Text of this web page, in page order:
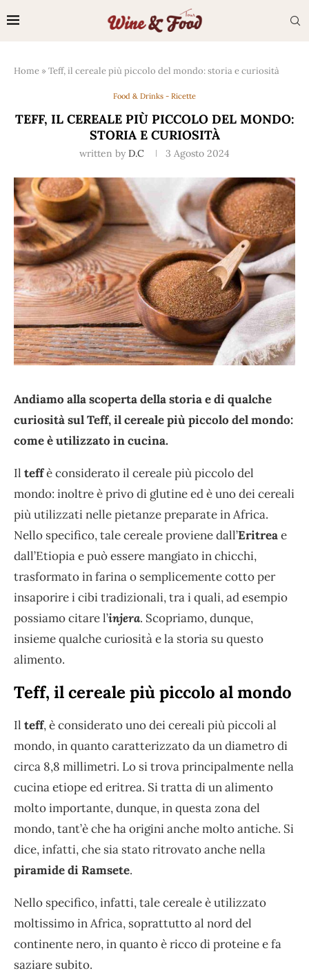
Home »Teff, il cereale più piccolo del mondo: storia e curiosità
Food & Drinks - Ricette
TEFF, IL CEREALE PIÙ PICCOLO DEL MONDO:
STORIA E CURIOSITÀ
written by D.C 3 Agosto 2024
Andiamo alla scoperta della storia e di qualche
curiosità sul Teff, il cereale più piccolo del mondo:
come è utilizzato in cucina.
Il teffè considerato il cereale più piccolo del
mondo: inoltre è privo di glutine ed è uno dei cereali
più utilizzati nelle pietanze preparate in Africa.
Nello specifico, tale cereale proviene dall’Eritreae
dall’Etiopia e può essere mangiato in chicchi,
trasformato in farina o semplicemente cotto per
insaporire i cibi tradizionali, tra i quali, ad esempio
possiamo citare l’injera. Scopriamo, dunque,
insieme qualche curiosità e la storia su questo
alimento.
Teff, il cereale più piccolo al mondo
Il teff, è considerato uno dei cereali più piccoli al
mondo, in quanto caratterizzato da un diametro di
circa 8,8 millimetri. Lo si trova principalmente nella
cucina etiope ed eritrea. Si tratta di un alimento
molto importante, dunque, in questa zona del
mondo, tant’è che ha origini anche molto antiche. Si
dice, infatti, che sia stato ritrovato anche nella
piramide di Ramsete.
Nello specifico, infatti, tale cereale è utilizzato
moltissimo in Africa, soprattutto al nord del
continente nero, in quanto è ricco di proteine e fa
saziare subito.